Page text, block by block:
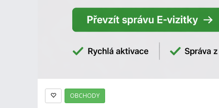
OBCHODY